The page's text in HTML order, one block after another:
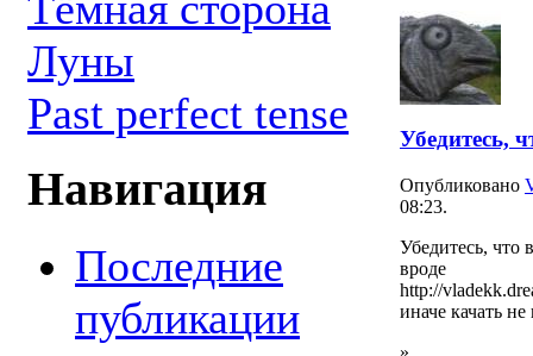
Луны
Past perfect tense
Навигация
Последние
публикации
Убедитесь,
Опубликовано
08:23.
Убедитесь, что
вроде
http://
иначе качать